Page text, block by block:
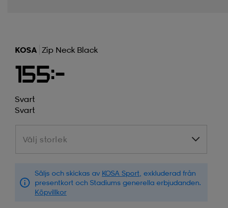
KOSA Zip Neck Black
155:-
Svart
Svart
Välj storlek
Välj storlek
Säljs och skickas av KOSA Sport , exkluderad från
presentkort och Stadiums generella erbjudanden.
Köpvillkor